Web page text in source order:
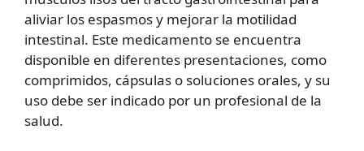
aliviar los espasmos y mejorar la motilidad
intestinal. Este medicamento se encuentra
disponible en diferentes presentaciones, como
comprimidos, cápsulas o soluciones orales, y su
uso debe ser indicado por un profesional de la
salud.